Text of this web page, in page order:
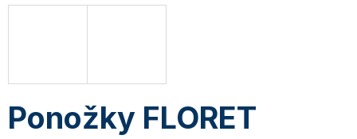
Ponožky FLORET